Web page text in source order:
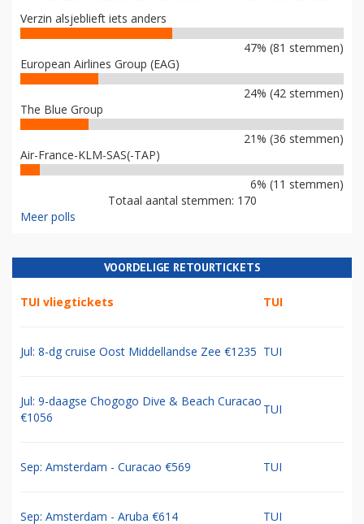
Verzin alsjeblieft iets anders
47% (81 stemmen)
European Airlines Group (EAG)
24% (42 stemmen)
The Blue Group
21% (36 stemmen)
Air-France-KLM-SAS(-TAP)
6% (11 stemmen)
Totaal aantal stemmen: 170
Meer polls
VOORDELIGE RETOURTICKETS
TUI vliegtickets TUI
Jul: 8-dg cruise Oost Middellandse Zee €1235 TUI
Jul: 9-daagse Chogogo Dive & Beach Curacao
€1056
TUI
Sep: Amsterdam - Curacao €569 TUI
Sep: Amsterdam - Aruba €614 TUI